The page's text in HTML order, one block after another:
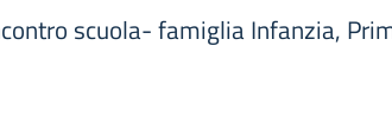
scuola- famiglia Infanzia,